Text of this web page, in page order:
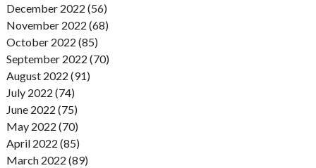
December 2022 (56)
November 2022 (68)
October 2022 (85)
September 2022 (70)
August 2022 (91)
July 2022 (74)
June 2022 (75)
May 2022 (70)
April 2022 (85)
March 2022 (89)